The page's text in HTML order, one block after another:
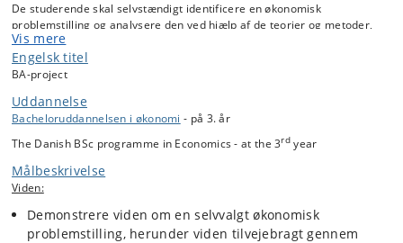
De studerende skal selvstændigt identificere en økonomisk
problemstilling og analysere den ved hjælp af de teorier og metoder,
der er indeholdt i bachelorstudiet i økonomi.
bachelorprojektet vægt på en klar skriftlig fremstilling.
frihedsgrader for den studerende end de gængse fag, hvor emnerne
på forhånd er tilrettelagt af faglæreren. Arbejdsprocessen i
forbindelse med projektet ligner dermed arbejdssituationer som de
studerende kan forventes at møde efter endt uddannelse.
Vis mere
Engelsk titel
BA-project
Uddannelse
Bacheloruddannelsen i økonomi - på 3. år
The Danish BSc programme in Economics - at the 3rd year
Målbeskrivelse
Viden:
Demonstrere viden om en selvvalgt økonomisk
problemstilling, herunder viden tilvejebragt gennem